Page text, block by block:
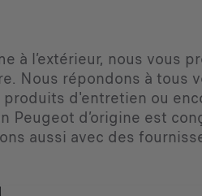
à l’extérieur, nous vous
Nous répondons à tous
d'entretien ou
Peugeot d’origine est
aussi avec des